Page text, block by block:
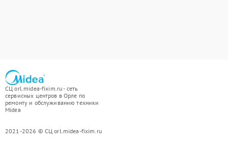
СЦ orl.midea-fixim.ru - сеть
сервисных центров в Орле по
ремонту и обслуживанию техники
Midea
2021-2026 © СЦ orl.midea-fixim.ru